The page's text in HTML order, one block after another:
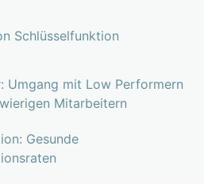
Schlüsselfunktion
Umgang mit Low Performern
Mitarbeitern
Gesunde